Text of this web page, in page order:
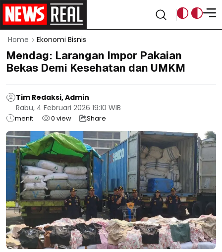
Home Ekonomi Bisnis
Mendag: Larangan Impor Pakaian
Bekas Demi Kesehatan dan UMKM
Tim Redaksi, Admin
Rabu, 4 Februari 2026 19:10 WIB
menit 0 view Share